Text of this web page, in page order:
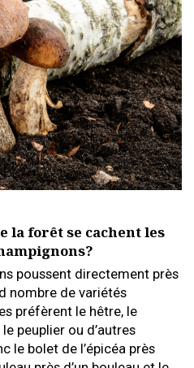
la forêt se cachent les
poussent directement près
nombre de variétés
préfèrent le hêtre, le
peuplier ou d’autres
le bolet de l’épicéa près